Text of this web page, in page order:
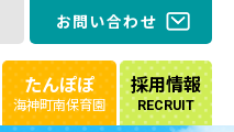
お問い合わせ
たんぽぽ
海神町南保育園
採用情報
RECRUIT